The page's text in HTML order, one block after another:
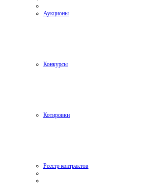
Аукционы
Конкурсы
Котировки
Реестр контрактов